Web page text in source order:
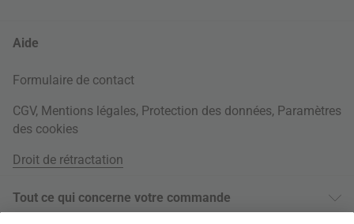
Aide
Formulaire de contact
CGV, Mentions légales, Protection des données, Paramètres
des cookies
Droit de rétractation
Tout ce qui concerne votre commande